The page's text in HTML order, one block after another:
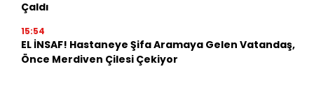
Çaldı
15:54
EL İNSAF! Hastaneye Şifa Aramaya Gelen Vatandaş,
Önce Merdiven Çilesi Çekiyor